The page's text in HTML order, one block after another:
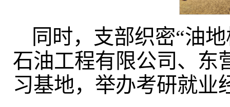
同时，支部织密“油
石油工程有限公司、东
习基地，举办考研就业